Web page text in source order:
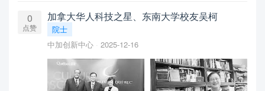
0
点赞
加拿大华人科技之星、东南大学校友吴柯
院士
中加创新中心
2025-12-16